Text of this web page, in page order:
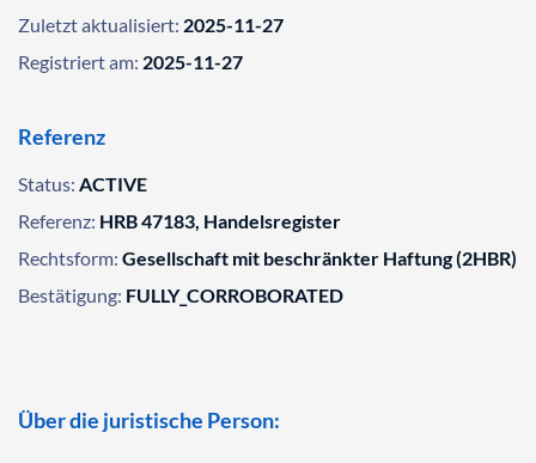
Zuletzt aktualisiert: 2025-11-27
Registriert am: 2025-11-27
Referenz
Status: ACTIVE
Referenz: HRB 47183, Handelsregister
Rechtsform: Gesellschaft mit beschränkter Haftung (2HBR)
Bestätigung: FULLY_CORROBORATED
Über die juristische Person: